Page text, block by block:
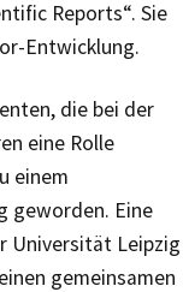
Reports“. Sie
Entwicklung.
die bei der
eine Rolle
einem
geworden. Eine
Universität Leipzig
gemeinsamen